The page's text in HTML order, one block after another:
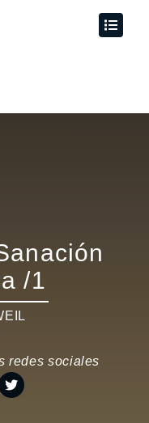
/1
redes sociales